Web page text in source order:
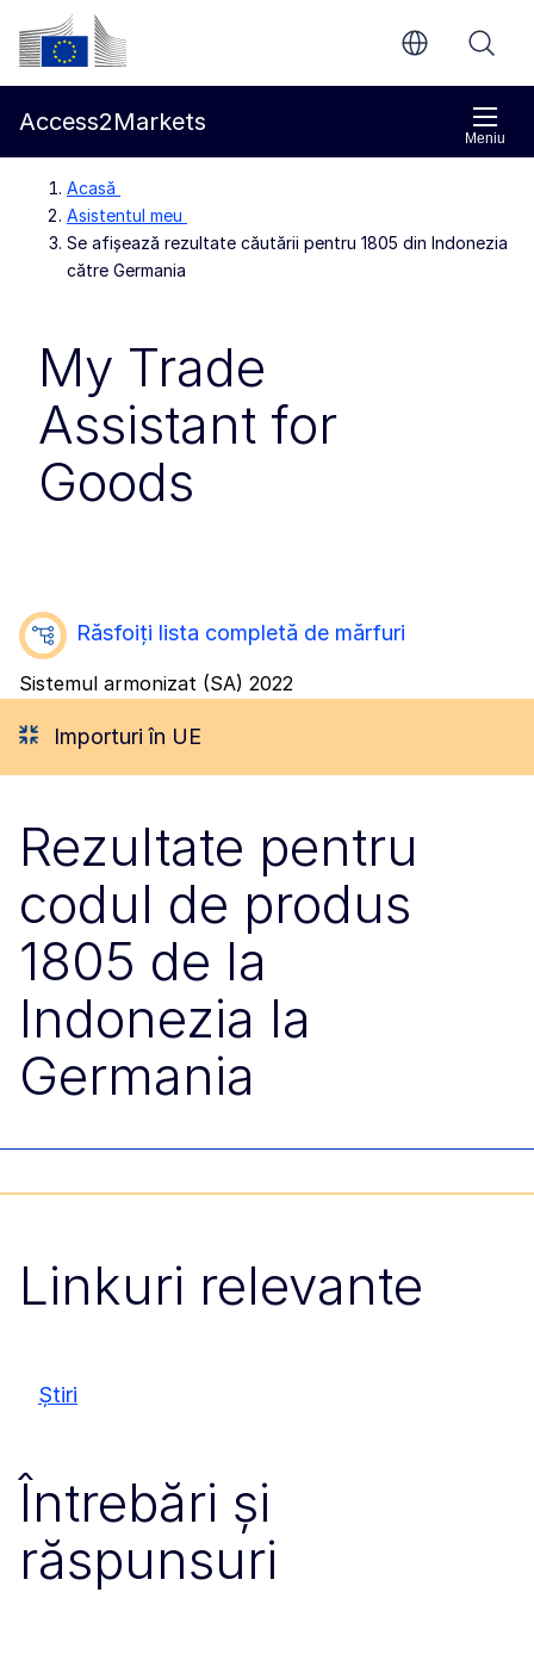
Accesați conținutul principal
Comisia Europeană
Meniu
Access2Markets
Acasă
Asistentul meu
Se afișează rezultate căutării pentru 1805 din Indonezia
către Germania
My Trade
Assistant for
Goods
Răsfoiți lista completă de mărfuri
Sistemul armonizat (SA) 2022
Importuri în UE
Rezultate pentru
codul de produs
1805 de la
Indonezia la
Germania
Linkuri relevante
Știri
Întrebări și
răspunsuri